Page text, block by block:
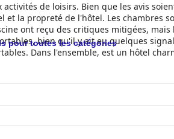
de loisirs. Bien que les avis
la propreté de l'hôtel. Les chambres
ont reçu des critiques mitigées,
bien qu'il y ait eu quelques
Dans l'ensemble, est un hôtel
pour toutes les catégories